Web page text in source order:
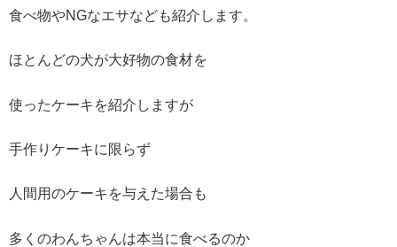
食べ物やNGなエサなども紹介します。
ほとんどの犬が大好物の食材を
使ったケーキを紹介しますが
手作りケーキに限らず
人間用のケーキを与えた場合も
多くのわんちゃんは本当に食べるのか